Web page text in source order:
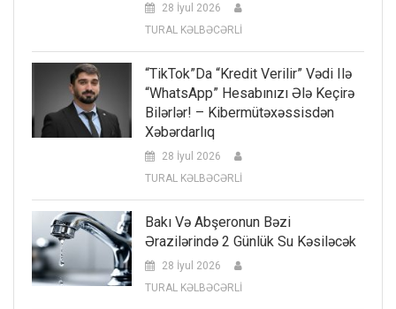
28 İyul 2026
TURAL KƏLBƏCƏRLİ
“TikTok”da “kredit Verilir” Vədi Ilə
“WhatsApp” Hesabınızı Ələ Keçirə
Bilərlər! – Kibermütəxəssisdən
Xəbərdarlıq
28 İyul 2026
TURAL KƏLBƏCƏRLİ
Bakı Və Abşeronun Bəzi
Ərazilərində 2 Günlük Su Kəsiləcək
28 İyul 2026
TURAL KƏLBƏCƏRLİ